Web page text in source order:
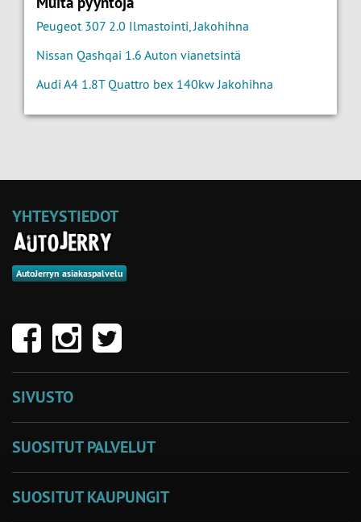
Peugeot 307 2.0 Ilmastointi, Jakohihna
Nissan Qashqai 1.6 Auton vianetsintä
Audi A4 1.8T Quattro bex 140kw Jakohihna
YHTEYSTIEDOT
AutoJerryn asiakaspalvelu
SIVUSTO
SUOSITUT PALVELUT
SUOSITUT KAUPUNGIT